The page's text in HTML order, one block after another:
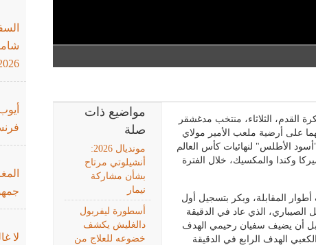
مواضيع ذات
صلة
مونديال 2026:
أنشيلوتي مرتاح
بشأن مشاركة
نيمار
أسطورة ليفربول
دالغليش يكشف
خضوعه للعلاج من
القدم، الثلاثاء، منتخب مدغشقر
على أرضية ملعب الأمير مولاي
الأطلس" لنهائيات كأس العالم
وكندا والمكسيك، خلال الفترة
المقابلة، وبكر بتسجيل أول
الصيباري، الذي عاد في الدقيقة
أن يضيف سفيان رحيمي الهدف
الهدف الرابع في الدقيقة
لا